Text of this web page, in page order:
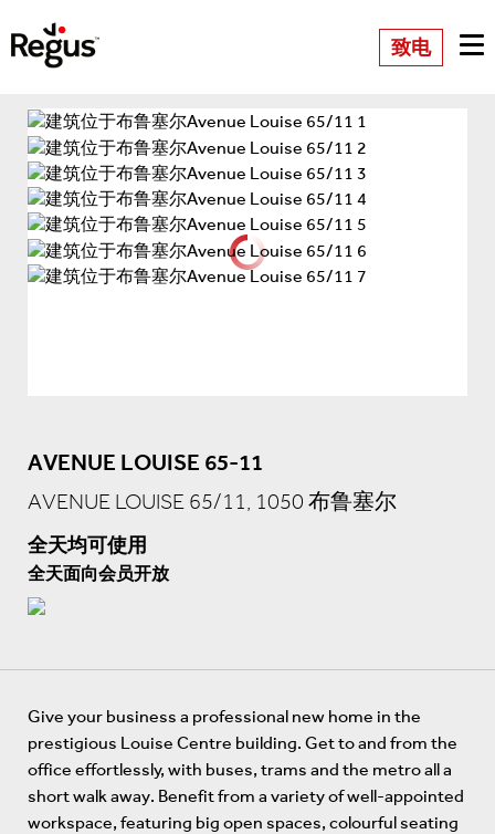
致电
AVENUE LOUISE 65-11
AVENUE LOUISE 65/11, 1050 布鲁塞尔
全天均可使用
全天面向会员开放
Give your business a professional new home in the
prestigious Louise Centre building. Get to and from the
office effortlessly, with buses, trams and the metro all a
short walk away. Benefit from a variety of well-appointed
workspace, featuring big open spaces, colourful seating